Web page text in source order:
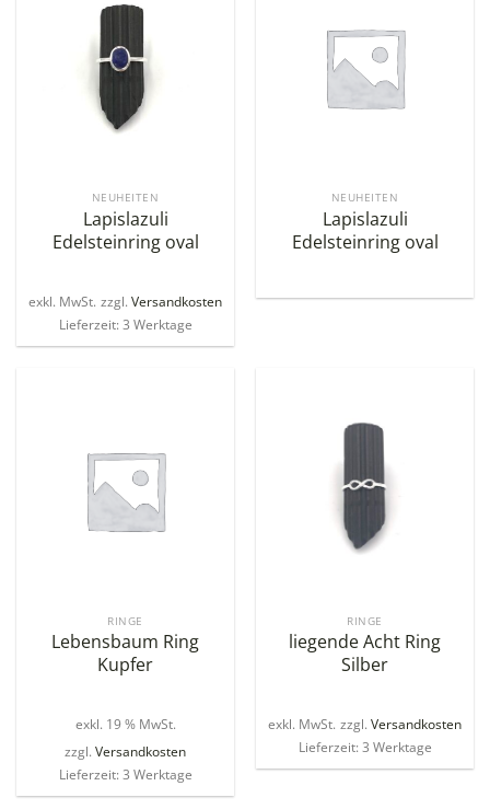
NEUHEITEN
Lapislazuli
Edelsteinring oval
exkl. MwSt. zzgl. Versandkosten
Lieferzeit: 3 Werktage
NEUHEITEN
Lapislazuli
Edelsteinring oval
RINGE
Lebensbaum Ring
Kupfer
exkl. 19 % MwSt.
zzgl. Versandkosten
Lieferzeit: 3 Werktage
RINGE
liegende Acht Ring
Silber
exkl. MwSt. zzgl. Versandkosten
Lieferzeit: 3 Werktage